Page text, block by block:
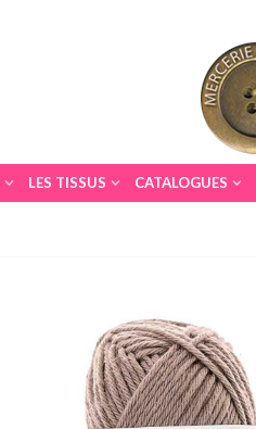
LES TISSUS CATALOGUES